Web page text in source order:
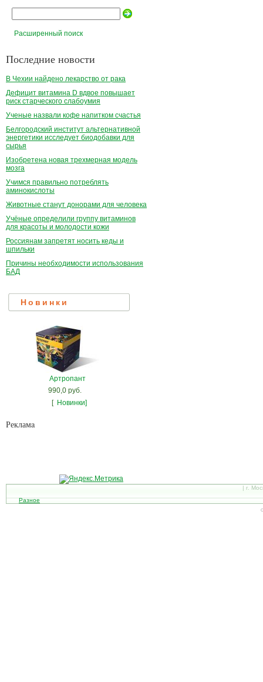
Расширенный поиск
Последние новости
В Чехии найдено лекарство от рака
Дефицит витамина D вдвое повышает
риск старческого слабоумия
Ученые назвали кофе напитком счастья
Белгородский институт альтернативной
энергетики исследует биодобавки для
сырья
Изобретена новая трехмерная модель
мозга
Учимся правильно потреблять
аминокислоты
Животные станут донорами для человека
Учёные определили группу витаминов
для красоты и молодости кожи
Россиянам запретят носить кеды и
шпильки
Причины необходимости использования
БАД
Новинки
Артропант
990,0 руб.
[ Новинки]
Рекламa
| г.
Разное